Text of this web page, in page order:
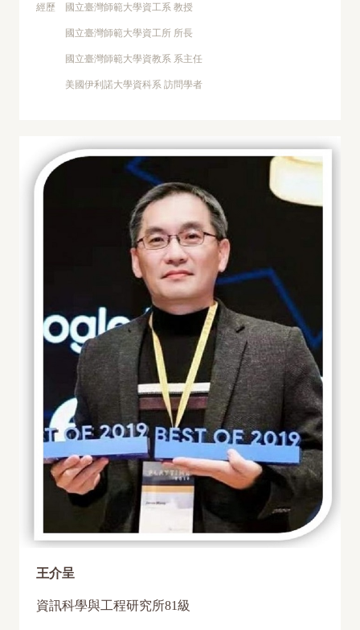
經歷 國立臺灣師範大學資工系 教授
國立臺灣師範大學資工所 所長
國立臺灣師範大學資教系 系主任
美國伊利諾大學資科系 訪問學者
王介呈
資訊科學與工程研究所81級